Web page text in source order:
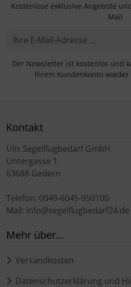
Kostenlose exklusive Angebote
Mail
Der Newsletter ist kostenlos und
Ihrem Kundenkonto
Kontakt
Ülis Segelflugbedarf GmbH
Untergasse 1
63688 Gedern
Telefon: 0049-6045-950100
Mail: info@segelflugbedarf24.de
Mehr über...
Versandkosten
Datenschutzerklärung und